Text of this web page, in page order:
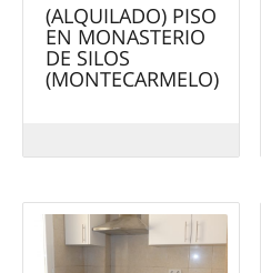
(ALQUILADO) PISO
EN MONASTERIO
DE SILOS
(MONTECARMELO)